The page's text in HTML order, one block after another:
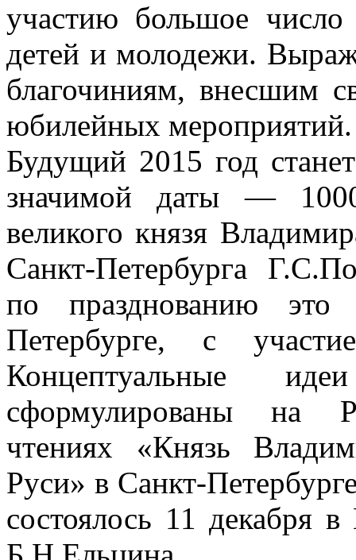
участию большое
детей и молодежи.
благочиниям, внесшим
юбилейных мероприятий.
Будущий 2015 год
значимой даты — 1000-
великого князя
Санкт-Петербурга
по празднованию
Петербурге, с
Концептуальные
сформулированы на
чтениях «Князь
Руси» в Санкт-
состоялось 11 декабря